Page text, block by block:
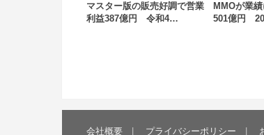
マスター版の販売好調で営業
利益387億円 令和4…
MMOが業
501億円
会社概要 プライバシーポリシー